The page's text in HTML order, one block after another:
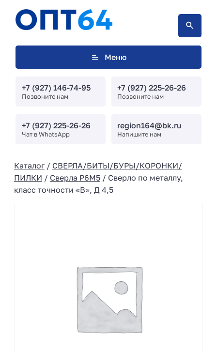
Меню
+7 (927) 146-74-95
Позвоните нам
+7 (927) 225-26-26
Позвоните нам
+7 (927) 225-26-26
Чат в WhatsApp
region164@bk.ru
Напишите нам
Каталог/ СВЕРЛА/БИТЫ/БУРЫ/КОРОНКИ/
ПИЛКИ / Сверла Р6М5/ Сверло по металлу,
класс точности «В», Д 4,5